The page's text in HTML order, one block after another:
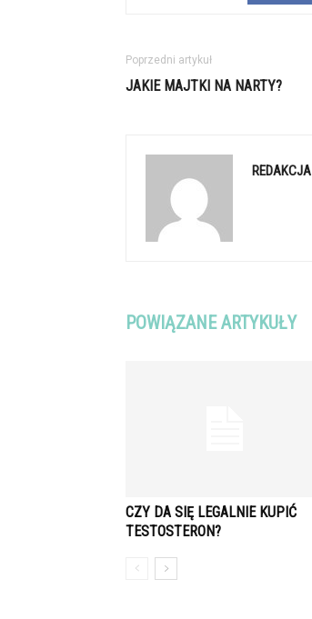
Poprzedni artykuł
JAKIE MAJTKI NA NARTY?
REDAKCJA
POWIĄZANE ARTYKUŁY
CZY DA SIĘ LEGALNIE KUPIĆ
TESTOSTERON?